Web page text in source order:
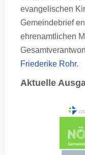
evangelischen
Gemeindebrief
ehrenamtlichen
Friederike Rohr.
Aktuelle